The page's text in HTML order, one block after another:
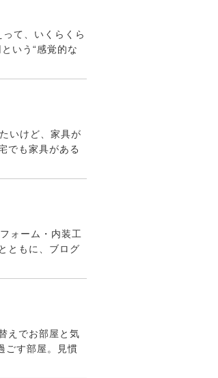
て、いくらくら
いう“感覚的な
いけど、家具が
でも家具がある
ォーム・内装工
ともに、ブログ
えでお部屋と気
ごす部屋。見慣